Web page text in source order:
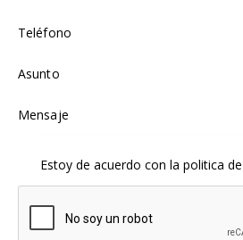
Estoy de acuerdo con lapolitica